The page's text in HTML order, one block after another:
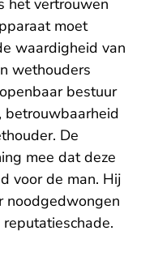
het vertrouwen
moet
waardigheid van
wethouders
bestuur
betrouwbaarheid
De
mee dat deze
voor de man. Hij
noodgedwongen